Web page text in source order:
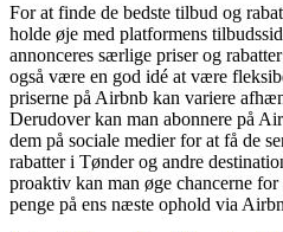
For at finde de bedste tilbud og
holde øje med platformens
annonceres særlige priser og
også være en god idé at være
priserne på Airbnb kan variere
Derudover kan man abonnere på
dem på sociale medier for at få de
rabatter i Tønder og andre
proaktiv kan man øge chancerne
penge på ens næste ophold via